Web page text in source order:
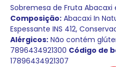
Sobremesa de Fruta
Composição: Abacaxi In
Espessante INS 412,
Alérgicos: Não contém
7896434921300 Código de
17896434921307